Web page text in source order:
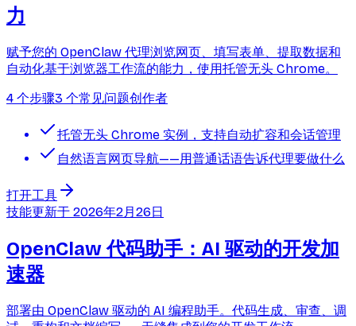
力
赋予您的 OpenClaw 代理浏览网页、填写表单、提取数据和
自动化基于浏览器工作流的能力，使用托管无头 Chrome。
4 个步骤3 个常见问题创作者
托管无头 Chrome 实例，支持自动扩容和会话管理
自然语言网页导航——用普通话语告诉代理要做什么
打开工具
技能更新于 2026年2月26日
OpenClaw 代码助手：AI 驱动的开发加
速器
部署由 OpenClaw 驱动的 AI 编程助手。代码生成、审查、调